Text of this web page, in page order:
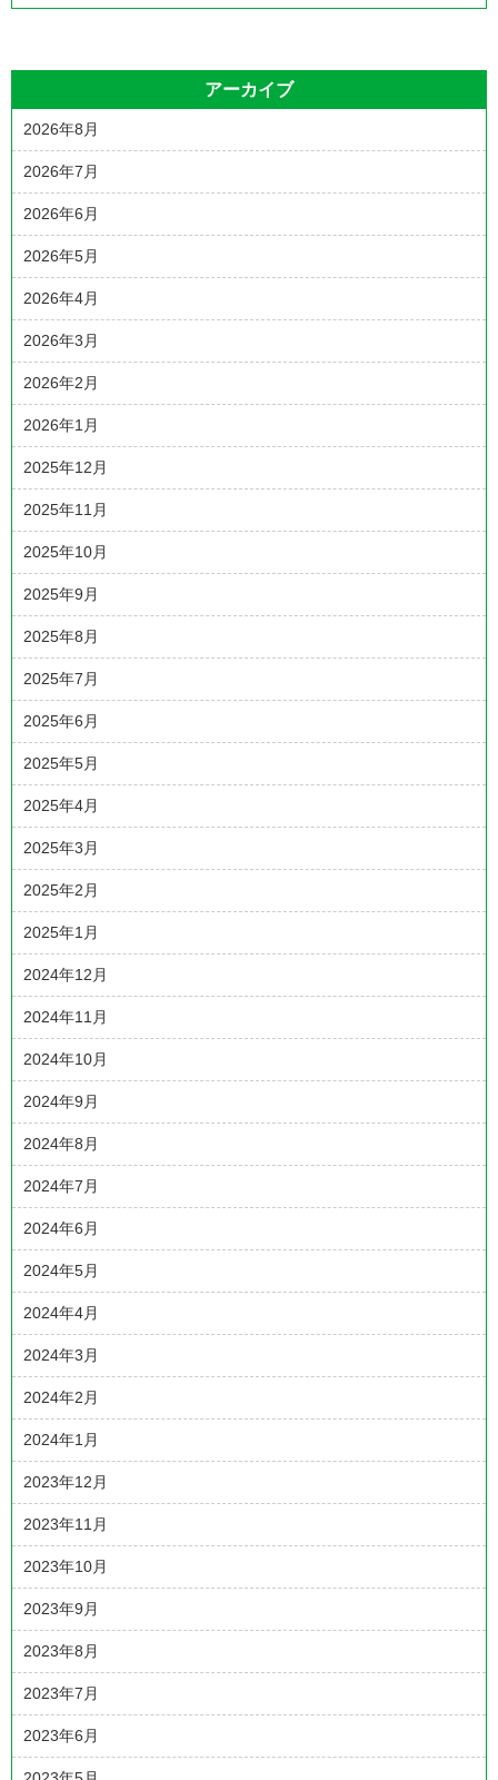
アーカイブ
2026年8月
2026年7月
2026年6月
2026年5月
2026年4月
2026年3月
2026年2月
2026年1月
2025年12月
2025年11月
2025年10月
2025年9月
2025年8月
2025年7月
2025年6月
2025年5月
2025年4月
2025年3月
2025年2月
2025年1月
2024年12月
2024年11月
2024年10月
2024年9月
2024年8月
2024年7月
2024年6月
2024年5月
2024年4月
2024年3月
2024年2月
2024年1月
2023年12月
2023年11月
2023年10月
2023年9月
2023年8月
2023年7月
2023年6月